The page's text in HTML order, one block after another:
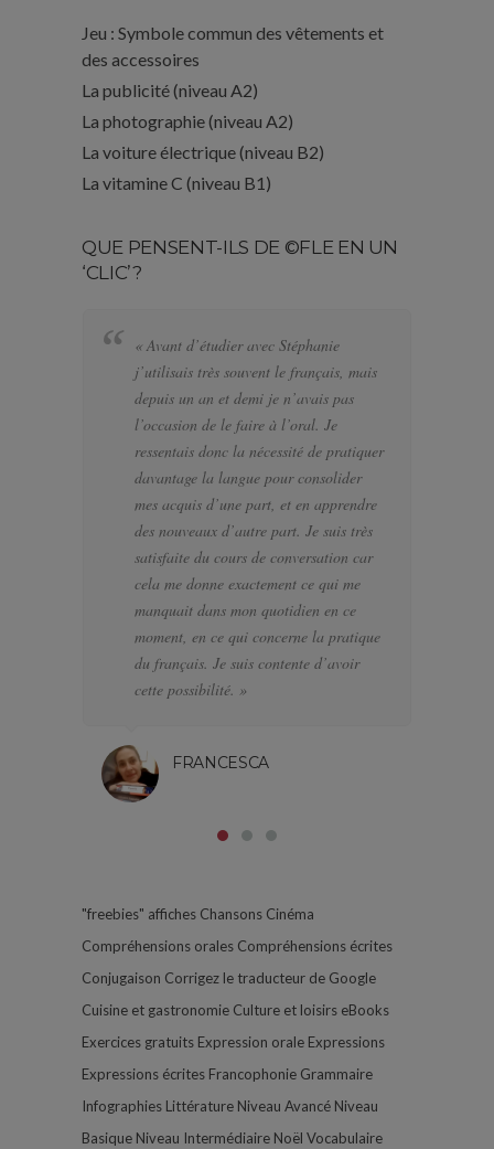
Jeu : Symbole commun des vêtements et
des accessoires
La publicité (niveau A2)
La photographie (niveau A2)
La voiture électrique (niveau B2)
La vitamine C (niveau B1)
QUE PENSENT-ILS DE ©FLE EN UN
‘CLIC’?
« Avant d’étudier avec Stéphanie
j’utilisais très souvent le français, mais
depuis un an et demi je n’avais pas
l’occasion de le faire à l’oral. Je
ressentais donc la nécessité de pratiquer
davantage la langue pour consolider
mes acquis d’une part, et en apprendre
des nouveaux d’autre part. Je suis très
satisfaite du cours de conversation car
cela me donne exactement ce qui me
manquait dans mon quotidien en ce
moment, en ce qui concerne la pratique
du français. Je suis contente d’avoir
cette possibilité. »
FRANCESCA
"freebies" affiches Chansons Cinéma
Compréhensions orales Compréhensions écrites
Conjugaison Corrigez le traducteur de Google
Cuisine et gastronomie Culture et loisirs eBooks
Exercices gratuits Expression orale Expressions
Expressions écrites Francophonie Grammaire
Infographies Littérature Niveau Avancé Niveau
Basique Niveau Intermédiaire Noël Vocabulaire